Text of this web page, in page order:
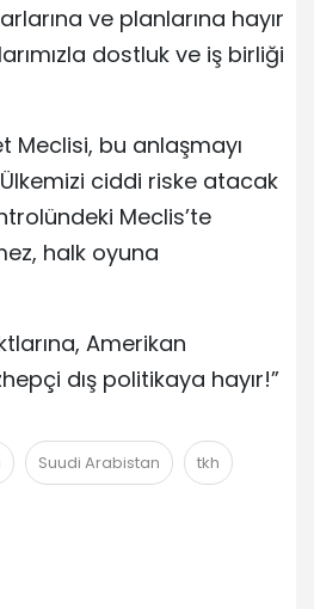
ve planlarına hayır
dostluk ve iş birliği
Meclisi, bu anlaşmayı
ciddi riske atacak
Meclis’te
halk oyuna
Amerikan
dış politikaya hayır!”
Suudi Arabistan tkh